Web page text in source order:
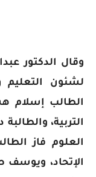
وقال الدكتور
لشئون التعليم
الطالب إسلام
التربية،
العلوم فاز
الإتحاد، ويوسف